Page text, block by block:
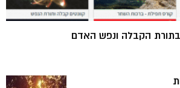
בתורת הקבלה ונפש האדם